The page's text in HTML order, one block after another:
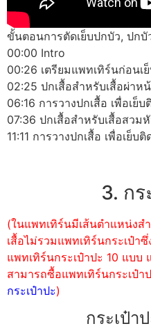
ขั้นตอนการตัดเย็บปกบัว, ปก
00:00 Intro
00:26 เตรียมแพทเทิร์นก่อนเ
02:25 ปกเสื้อสำหรับเสื้อผ่าห
06:16 การวางปกเสื้อ เพื่อเย็
07:36 ปกเสื้อสำหรับเสื้อสวม
11:11 การวางปกเสื้อ เพื่อเย็
3. กร
(ในแพทเทิร์นมีเส้นตำแหน่งส
เสื้อไม่รวมแพทเทิร์นกระเป๋า
แพทเทิร์นกระเป๋าปะ 10 แบบ
สามารถซื้อแพทเทิร์นกระเป๋า
กระเป๋าปะ)
กระเป๋า